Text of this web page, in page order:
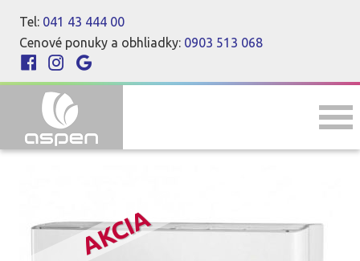
Tel: 041 43 444 00
Cenové ponuky a obhliadky: 0903 513 068
AKCIA